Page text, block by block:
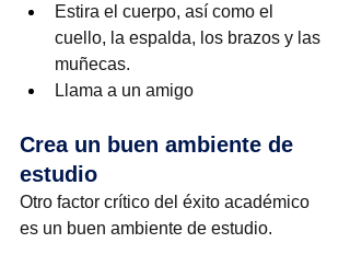
Estira el cuerpo, así como el
cuello, la espalda, los brazos y las
muñecas.
Llama a un amigo
Crea un buen ambiente de
estudio
Otro factor crítico del éxito académico
es un buen ambiente de estudio.